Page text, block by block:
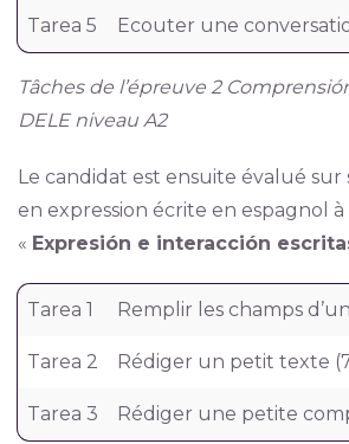
Tarea 5 Ecouter une
Tâches de l’épreuve 2
DELE niveau A2
Le candidat est ensuite évalué sur
en expression écrite en espagnol
« Expresión e interacción
Tarea 1 Remplir les champs
Tarea 2 Rédiger un petit texte
Tarea 3 Rédiger une petite